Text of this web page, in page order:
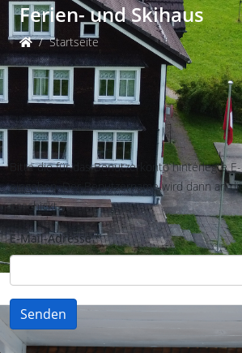
Ferien- und Skihaus
Startseite
Bitte die für das Benutzerkonto hinterlegte
eingeben. Der Benutzername wird dann an
geschickt.
E-Mail-Adresse*
Senden